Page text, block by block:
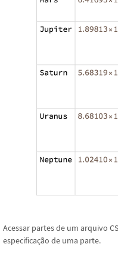
Acessar partes de um arquivo
especificação de uma parte.